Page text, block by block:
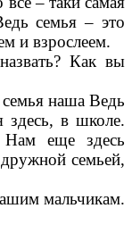
семья – это
и взрослеем.
Как вы
наша Ведь
в школе.
Нам еще здесь
семьей,
мальчикам.